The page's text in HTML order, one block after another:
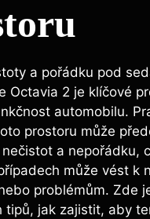
a pořádku pod
Octavia 2 je klíčové
automobilu.
prostoru může
a nepořádku,
může vést k
problémům. Zde
tipů, jak zajistit, aby